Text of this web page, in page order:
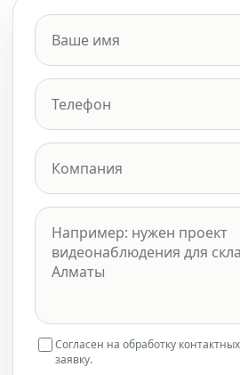
Согласен на обработку
заявку.